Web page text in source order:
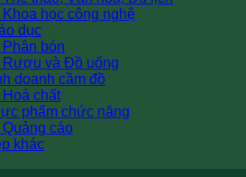
học công nghệ
dục
bón
Rượu và Đồ uống
doanh cầm đồ
chất
phẩm chức năng
cáo
khác